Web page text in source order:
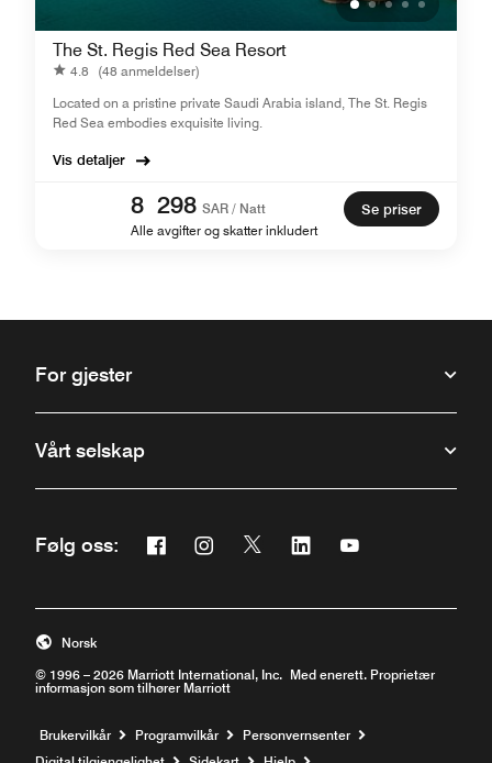
The St. Regis Red Sea Resort
4.8
(48 anmeldelser)
Located on a pristine private Saudi Arabia island, The St. Regis
Red Sea embodies exquisite living.
Vis detaljer
8 298 SAR / Natt
Alle avgifter og skatter inkludert
Se priser
For gjester
Vårt selskap
Følg oss: Facebook
Åpner et nytt vindu
Instagram
Åpner et nytt vindu
Twitter
Åpner et nytt vindu
Linkedin
Åpner et nytt vindu
Åpner et nytt
© 1996 – 2026 Marriott International, Inc. Med enerett. Proprietær
informasjon som tilhører Marriott
Norsk
Brukervilkår Programvilkår
Personvernsenter